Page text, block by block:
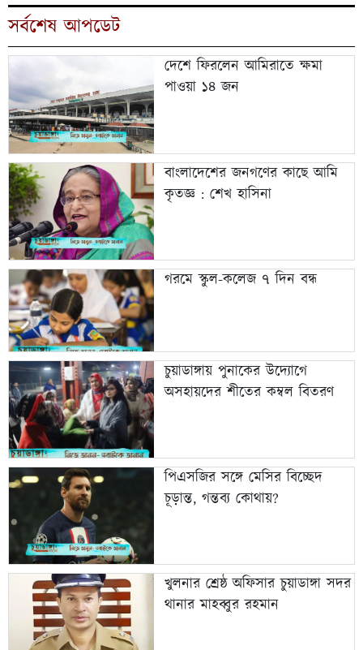
সর্বশেষ আপডেট
দেশে ফিরলেন আমিরাতে ক্ষমা
পাওয়া ১৪ জন
বাংলাদেশের জনগণের কাছে আমি
কৃতজ্ঞ : শেখ হাসিনা
গরমে স্কুল-কলেজ ৭ দিন বন্ধ
চুয়াডাঙ্গায় পুনাকের উদ্যোগে
অসহায়দের শীতের কম্বল বিতরণ
পিএসজির সঙ্গে মেসির বিচ্ছেদ
চূড়ান্ত, গন্তব্য কোথায়?
খুলনার শ্রেষ্ঠ অফিসার চুয়াডাঙ্গা সদর
থানার মাহব্বুর রহমান